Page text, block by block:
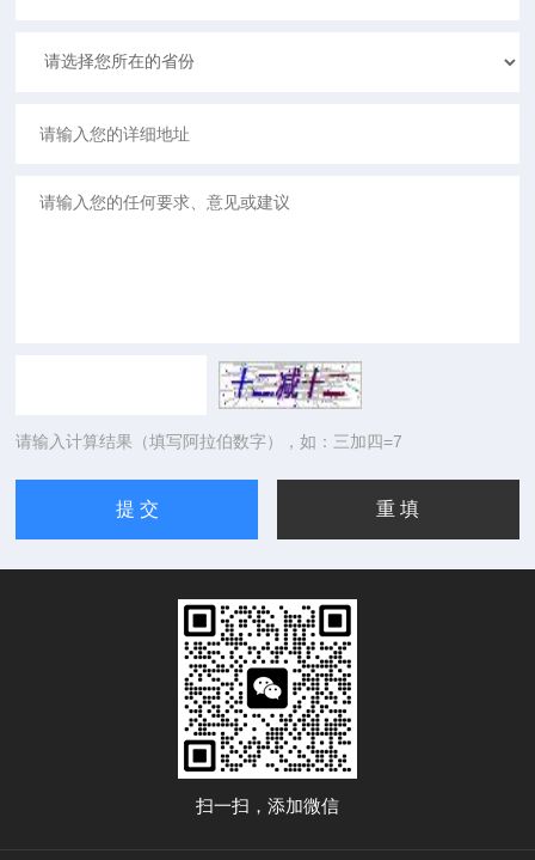
请输入计算结果（填写阿拉伯数字），如：三加四=7
扫一扫，添加微信